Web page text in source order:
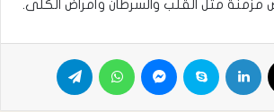
مزمنة مثل القلب والسرطان وأمراض الكلى.